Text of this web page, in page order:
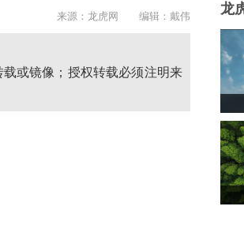
来源：龙虎网 编辑：戴伟
或镜像；授权转载必须注明来
龙